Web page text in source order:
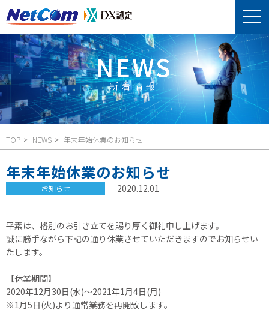
TOP NEWS 年末年始休業のお知らせ
年末年始休業のお知らせ
お知らせ 2020.12.01
平素は、格別のお引き立てを賜り厚く御礼申し上げます。
誠に勝手ながら下記の通り休業させていただきますのでお知らせい
たします。
【休業期間】
2020年12月30日(水)～2021年1月4日(月)
※1月5日(火)より通常業務を再開致します。